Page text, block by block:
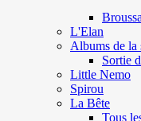
L'Elan
Albums de la
Sortie
Little Nemo
Spirou
La Bête
Tous